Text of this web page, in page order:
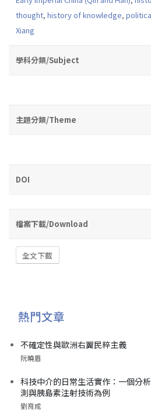
thought, history of knowledge,
Xiang
學科分類/Subject
主題分類/Theme
DOI
檔案下載/Download
全文下載
熱門文章
不確定性與歐洲右翼民粹主義
阮曉眉
科技中介的日常生活實作：一個
測與胰島素注射技術為例
劉育成